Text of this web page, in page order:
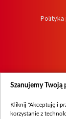
Polityka
Szanujemy Twoją
Kliknij "Akceptuję i
korzystanie z